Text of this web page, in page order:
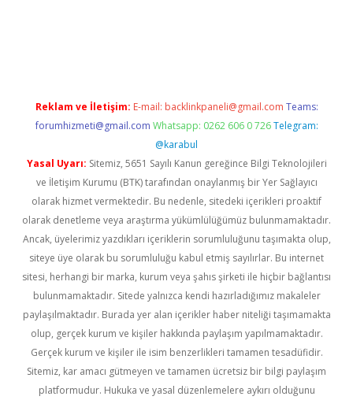
Reklam ve İletişim: E-mail: backlinkpaneli@gmail.com Teams:
forumhizmeti@gmail.com Whatsapp: 0262 606 0 726 Telegram:
@karabul
Yasal Uyarı: Sitemiz, 5651 Sayılı Kanun gereğince Bilgi Teknolojileri
ve İletişim Kurumu (BTK) tarafından onaylanmış bir Yer Sağlayıcı
olarak hizmet vermektedir. Bu nedenle, sitedeki içerikleri proaktif
olarak denetleme veya araştırma yükümlülüğümüz bulunmamaktadır.
Ancak, üyelerimiz yazdıkları içeriklerin sorumluluğunu taşımakta olup,
siteye üye olarak bu sorumluluğu kabul etmiş sayılırlar. Bu internet
sitesi, herhangi bir marka, kurum veya şahıs şirketi ile hiçbir bağlantısı
bulunmamaktadır. Sitede yalnızca kendi hazırladığımız makaleler
paylaşılmaktadır. Burada yer alan içerikler haber niteliği taşımamakta
olup, gerçek kurum ve kişiler hakkında paylaşım yapılmamaktadır.
Gerçek kurum ve kişiler ile isim benzerlikleri tamamen tesadüfidir.
Sitemiz, kar amacı gütmeyen ve tamamen ücretsiz bir bilgi paylaşım
platformudur. Hukuka ve yasal düzenlemelere aykırı olduğunu